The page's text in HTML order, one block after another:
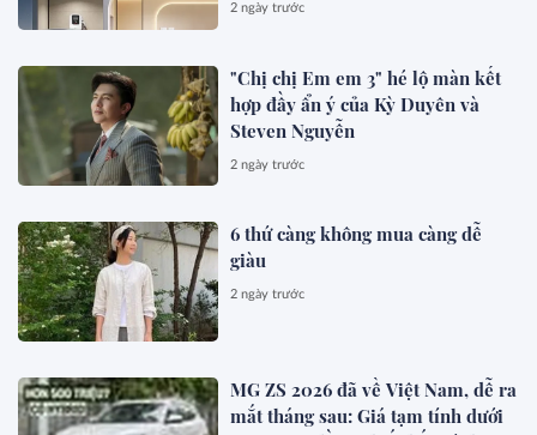
2 ngày trước
"Chị chị Em em 3" hé lộ màn kết
hợp đầy ẩn ý của Kỳ Duyên và
Steven Nguyễn
2 ngày trước
6 thứ càng không mua càng dễ
giàu
2 ngày trước
MG ZS 2026 đã về Việt Nam, dễ ra
mắt tháng sau: Giá tạm tính dưới